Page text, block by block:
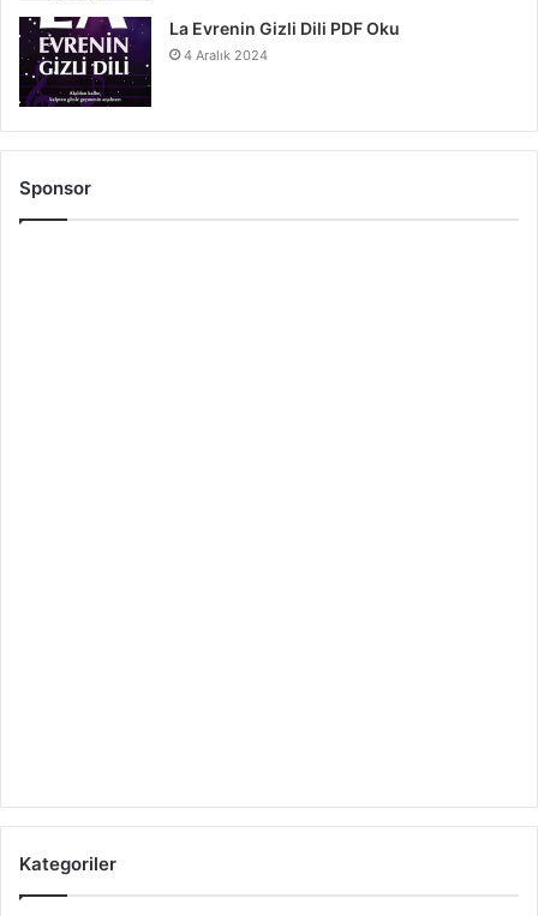
La Evrenin Gizli Dili PDF Oku
4 Aralık 2024
Sponsor
Kategoriler